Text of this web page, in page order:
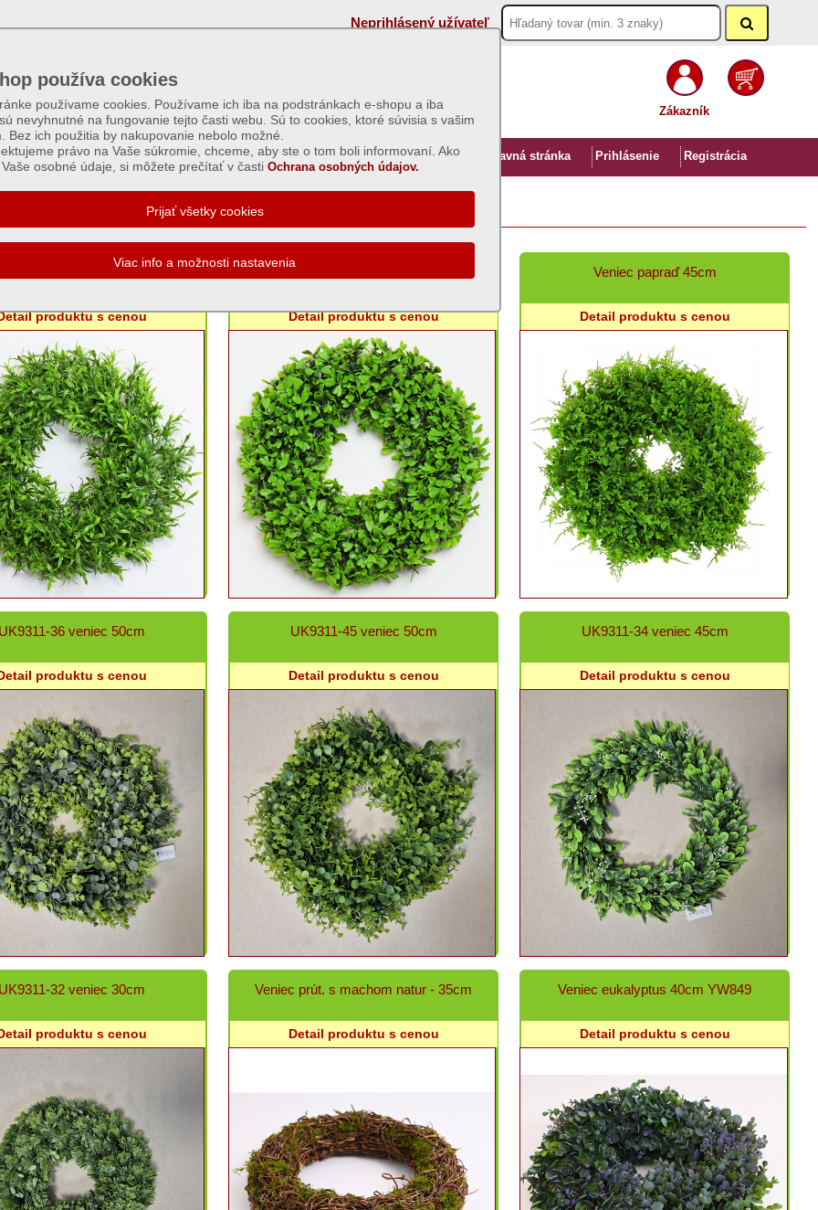
Neprihlásený užívateľ
Zákazník
Úvod Hlavná stránka Prihlásenie Registrácia
používa cookies
používame cookies. Používame ich iba na podstránkach e-shopu a iba
nevyhnutné na fungovanie tejto časti webu. Sú to cookies, ktoré súvisia s vašim
Bez ich použitia by nakupovanie nebolo možné.
právo na Vaše súkromie, chceme, aby ste o tom boli informovaní. Ako
osobné údaje, si môžete prečítať v časti Ochrana osobných údajov.
nezdobené a zdobené
produktu s cenou Detail produktu s cenou
Veniec papraď 45cm
Detail produktu s cenou
36 veniec 50cm
produktu s cenou
UK9311-45 veniec 50cm
Detail produktu s cenou
UK9311-34 veniec 45cm
Detail produktu s cenou
32 veniec 30cm
produktu s cenou
Veniec prút. s machom natur - 35cm
Detail produktu s cenou
Veniec eukalyptus 40cm YW849
Detail produktu s cenou